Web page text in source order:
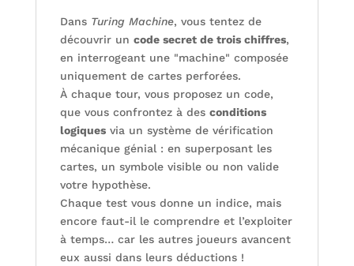
Dans Turing Machine, vous tentez de
découvrir un code secret de trois chiffres,
en interrogeant une "machine" composée
uniquement de cartes perforées.
À chaque tour, vous proposez un code,
que vous confrontez à des conditions
logiquesvia un système de vérification
mécanique génial : en superposant les
cartes, un symbole visible ou non valide
votre hypothèse.
Chaque test vous donne un indice, mais
encore faut-il le comprendre et l’exploiter
à temps… car les autres joueurs avancent
eux aussi dans leurs déductions !